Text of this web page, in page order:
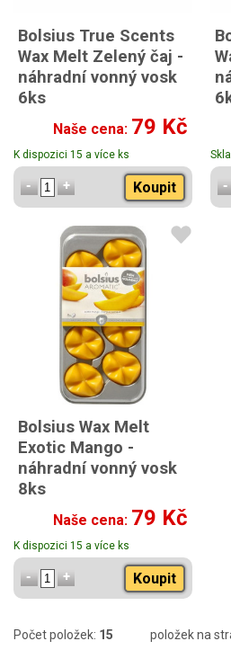
Bolsius True Scents
Wax Melt Zelený čaj -
náhradní vonný vosk
6ks
Naše cena: 79 Kč
K dispozici 15 a více ks
Koupit
Bolsius Wax Melt
Exotic Mango -
náhradní vonný vosk
8ks
Naše cena: 79 Kč
K dispozici 15 a více ks
Koupit
Počet položek: 15 položek na